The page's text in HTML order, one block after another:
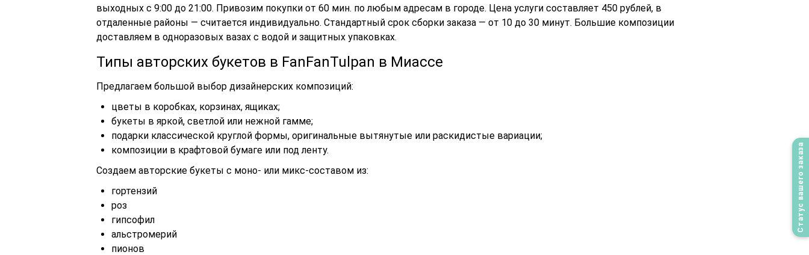
Статус вашего заказа
выходных с 9:00 до 21:00. Привозим покупки от 60 мин. по любым адресам в городе. Цена услуги составляет 450 рублей, в
отдаленные районы — считается индивидуально. Стандартный срок сборки заказа — от 10 до 30 минут. Большие композиции
доставляем в одноразовых вазах с водой и защитных упаковках.
Типы авторских букетов в FanFanTulpan в Миассе
Предлагаем большой выбор дизайнерских композиций:
цветы в коробках, корзинах, ящиках;
букеты в яркой, светлой или нежной гамме;
подарки классической круглой формы, оригинальные вытянутые или раскидистые вариации;
композиции в крафтовой бумаге или под ленту.
Создаем авторские букеты с моно- или микс-составом из:
гортензий
роз
гипсофил
альстромерий
пионов